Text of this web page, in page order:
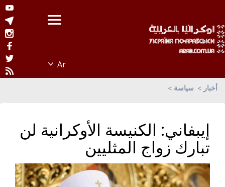
أخبار سياسة
إيبفاني: الكنيسة الأوكرانية لن
تبارك زواج المثليين